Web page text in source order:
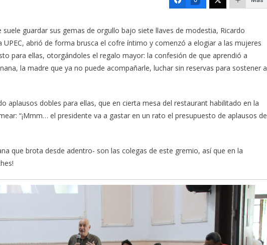
guardar sus gemas de orgullo bajo siete llaves de modestia, Ricardo
UPEC, abrió de forma brusca el cofre íntimo y comenzó a elogiar a las mujeres
para ellas, otorgándoles el regalo mayor: la confesión de que aprendió a
la madre que ya no puede acompañarle, luchar sin reservas para sostener a
aplausos dobles para ellas, que en cierta mesa del restaurant habilitado en la
“¡Mmm… el presidente va a gastar en un rato el presupuesto de aplausos de
que brota desde adentro- son las colegas de este gremio, así que en la